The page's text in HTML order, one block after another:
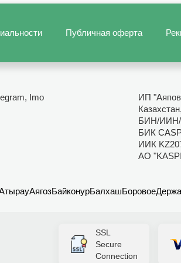
Публичная оферта
Imo
ИП
Казахстан,
БИН/ИИН/
БИК
ИИК
АО
АягозБайконурБалхашБоровое
SSL
Secure
Connection